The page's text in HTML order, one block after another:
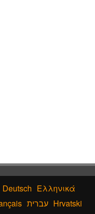
Deutsch Ελληνικά
עברית Hrvatski